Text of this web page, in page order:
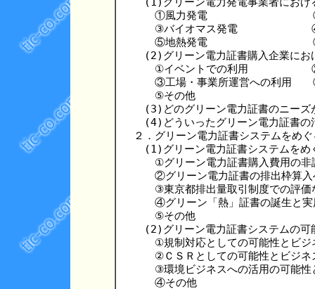
①風力発電　　　　　　　　　　
③バイオマス発電　　　　　　　
⑤地熱発電　　　　　　　　　　⑥
(2)グリーン電力証書購入企業にお
①イベントでの利用　　　　　　②
③工場・事業所運営への利用　　
⑤その他
(3)どのグリーン電力証書のニーズ
(4)どういったグリーン電力証書の
２．グリーン電力証書システムをめ
(1)グリーン電力証書システムをめ
①グリーン電力証書購入費用の非
②グリーン電力証書の排出枠算入
③東京都排出量取引制度での評価
④グリーン「熱」証書の誕生と実
⑤その他
(2)グリーン電力証書システムの可
①規制対応としての可能性とビジ
②ＣＳＲとしての可能性とビジネ
③環境ビジネスへの活用の可能性
④その他